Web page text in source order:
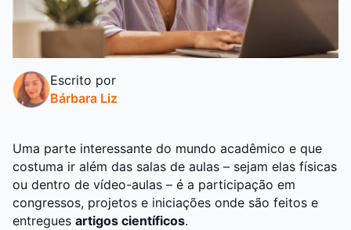
Escrito por
Bárbara Liz
Uma parte interessante do mundo acadêmico e que
costuma ir além das salas de aulas – sejam elas físicas
ou dentro de vídeo-aulas – é a participação em
congressos, projetos e iniciações onde são feitos e
entregues artigos científicos.